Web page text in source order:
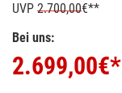
UVP 2.700,00€**
Bei uns:
2.699,00€*